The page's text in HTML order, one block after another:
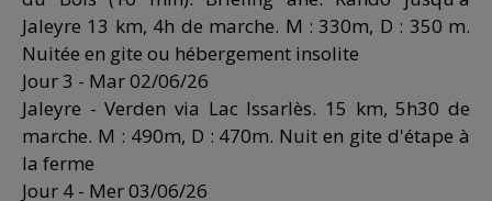
Jaleyre 13 km, 4h de marche. M : 330m, D : 350 m.
Nuitée en gite ou hébergement insolite
Jour 3 - Mar 02/06/26
Jaleyre - Verden via Lac Issarlès. 15 km, 5h30 de
marche. M : 490m, D : 470m. Nuit en gite d'étape à
la ferme
Jour 4 - Mer 03/06/26